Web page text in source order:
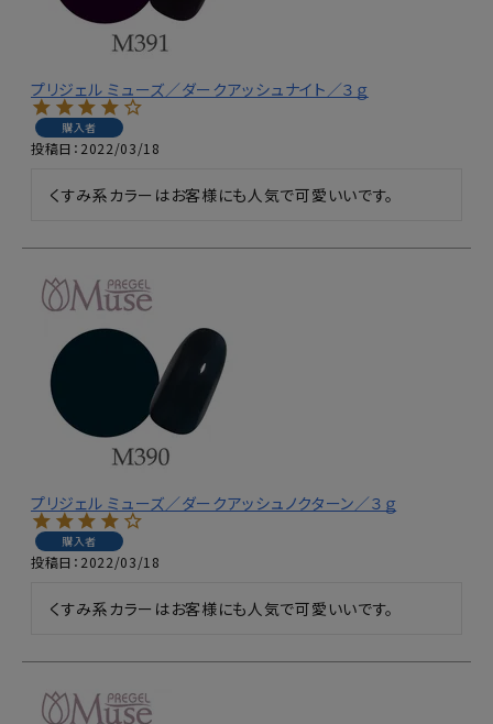
プリジェル ミューズ／ダークアッシュナイト／３ｇ
購入者
投稿日 2022/03/18
くすみ系カラーはお客様にも人気で可愛いいです。
プリジェル ミューズ／ダークアッシュノクターン／３ｇ
購入者
投稿日 2022/03/18
くすみ系カラーはお客様にも人気で可愛いいです。